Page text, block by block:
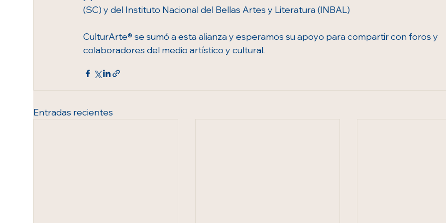
(SC) y del Instituto Nacional del Bellas Artes y Literatura (INBAL)
CulturArte® se sumó a esta alianza y esperamos su apoyo para compartir con foros y
colaboradores del medio artístico y cultural.
Entradas recientes